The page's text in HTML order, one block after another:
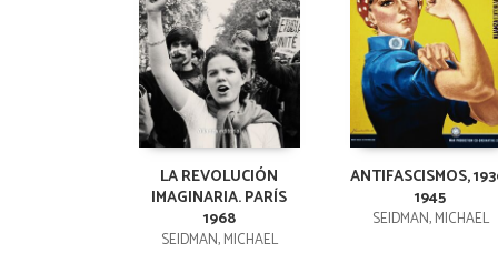
LA REVOLUCIÓN
IMAGINARIA. PARÍS
1968
SEIDMAN, MICHAEL
ANTIFASCISMOS,
1945
SEIDMAN, MICHAEL